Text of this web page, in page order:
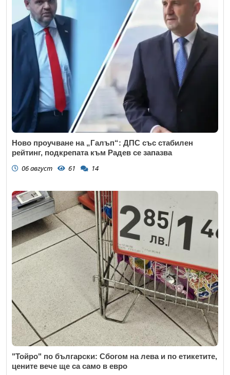
Ново проучване на „Галъп“: ДПС със стабилен
рейтинг, подкрепата към Радев се запазва
06 август 61 14
"Тойро" по български: Сбогом на лева и по етикетите,
цените вече ще са само в евро